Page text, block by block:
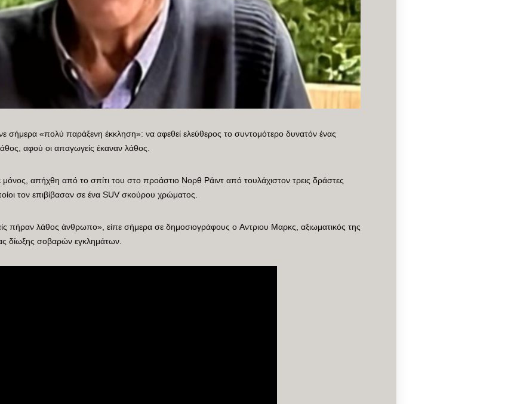
σήμερα «πολύ παράξενη έκκληση»: να αφεθεί ελεύθερος το συντομότερο δυνατόν ένας
αφού οι απαγωγείς έκαναν λάθος.
απήχθη από το σπίτι του στο προάστιο Νορθ Ράιντ από τουλάχιστον τρεις δράστες
τον επιβίβασαν σε ένα SUV σκούρου χρώματος.
πήραν λάθος άνθρωπο», είπε σήμερα σε δημοσιογράφους ο Aντριου Μαρκς, αξιωματικός της
δίωξης σοβαρών εγκλημάτων.